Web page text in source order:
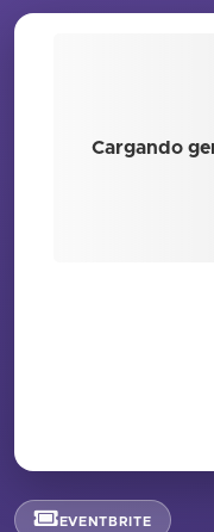
Cargando
EVENTBRITE